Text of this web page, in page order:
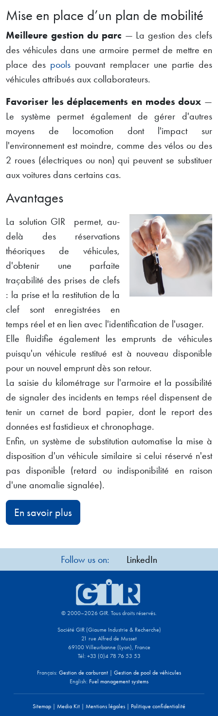
Mise en place d’un plan de mobilité
Meilleure gestion du parc — La gestion des clefs
des véhicules dans une armoire permet de mettre en
place des pools pouvant remplacer une partie des
véhicules attribués aux collaborateurs.
Favoriser les déplacements en modes doux —
Le système permet également de gérer d'autres
moyens de locomotion dont l'impact sur
l'environnement est moindre, comme des vélos ou des
2 roues (électriques ou non) qui peuvent se substituer
aux voitures dans certains cas.
Avantages
La solution GIR permet, au-
delà des réservations
théoriques de véhicules,
d'obtenir une parfaite
traçabilité des prises de clefs
: la prise et la restitution de la
clef sont enregistrées en
temps réel et en lien avec l'identification de l'usager.
Elle fluidifie également les emprunts de véhicules
puisqu'un véhicule restitué est à nouveau disponible
pour un nouvel emprunt dès son retour.
La saisie du kilométrage sur l'armoire et la possibilité
de signaler des incidents en temps réel dispensent de
tenir un carnet de bord papier, dont le report des
données est fastidieux et chronophage.
Enfin, un système de substitution automatise la mise à
disposition d'un véhicule similaire si celui réservé n'est
pas disponible (retard ou indisponibilité en raison
d'une anomalie signalée).
En savoir plus
Follow us on: LinkedIn
© 2000–2026 GIR. Tous droits réservés.
Société GIR (Giaume Industrie & Recherche)
21 rue Alfred de Musset
69100 Villeurbanne (Lyon), France
Tél: +33 (0)4 78 76 53 53
Français: Gestion de carburant | Gestion de pool de véhicules
English: Fuel management systems
Sitemap | Media Kit | Mentions légales | Politique confidentialité